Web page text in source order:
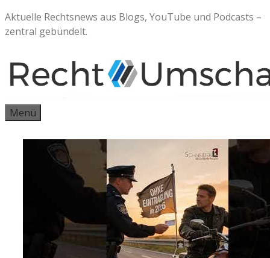
Zum
Inhalt
Aktuelle Rechtsnews aus Blogs, YouTube und Podcasts –
zentral gebündelt.
Menü